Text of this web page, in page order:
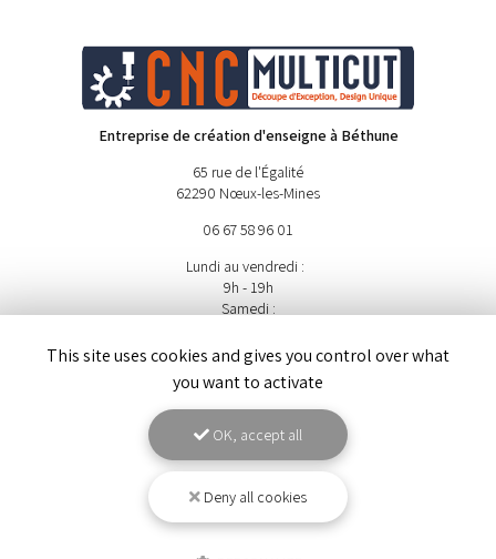
Entreprise de création d'enseigne à Béthune
65 rue de l'Égalité
62290 Nœux-les-Mines
06 67 58 96 01
Lundi au vendredi :
9h - 19h
Samedi :
Suivez-nous sur les réseaux sociaux
This site uses cookies and gives you control over what
you want to activate
OK, accept all
Deny all cookies